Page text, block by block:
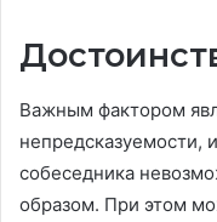
Важным фактором
непредсказуемости,
собеседника
образом. При этом